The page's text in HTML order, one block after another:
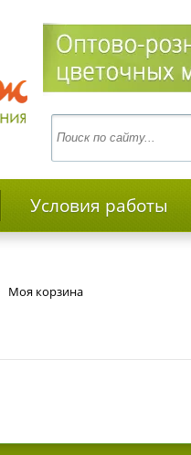
Условия работы
Моя корзина